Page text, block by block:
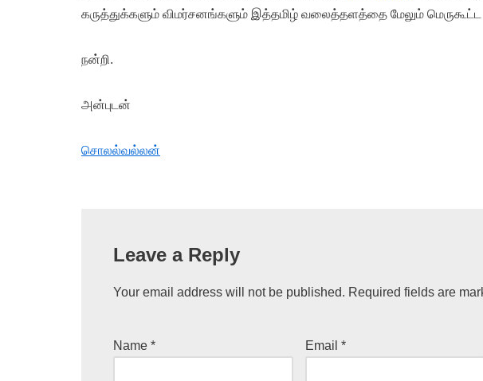
கருத்துக்களும் விமர்சனங்களும் இத்தமிழ் வலைத்தளத்தை மேலும் மெருகூட்ட
நன்றி.
அன்புடன்
சொலல்வல்லன்
Leave a Reply
Your email address will not be published. Required fields are
Name * Email*